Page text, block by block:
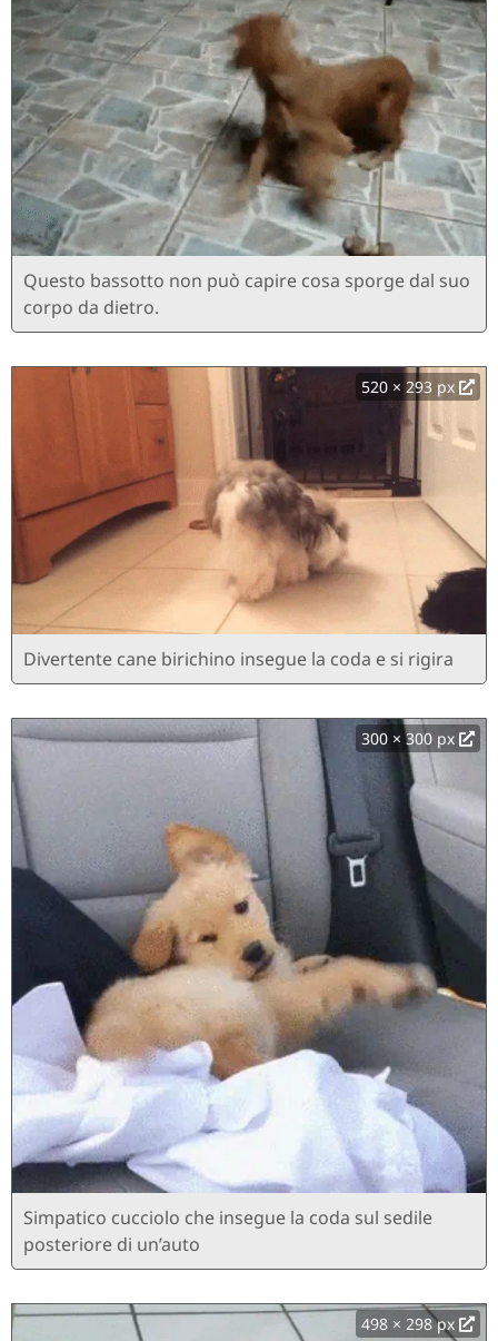
Questo bassotto non può capire cosa sporge dal suo
corpo da dietro.
520 × 293 px
Divertente cane birichino insegue la coda e si rigira
300 × 300 px
Simpatico cucciolo che insegue la coda sul sedile
posteriore di un’auto
498 × 298 px